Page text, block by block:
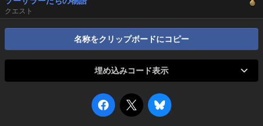
クエスト
名称をクリップボードにコピー
埋め込みコード表示